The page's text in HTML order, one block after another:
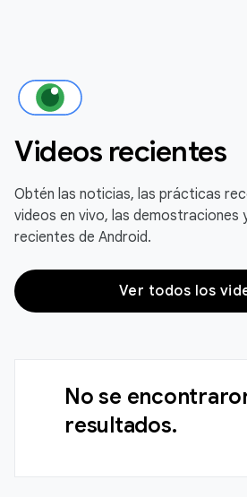
Videos recientes
Obtén las noticias, las prácticas
videos en vivo, las demostraciones
recientes de Android.
Ver todos los
No se
resultados.